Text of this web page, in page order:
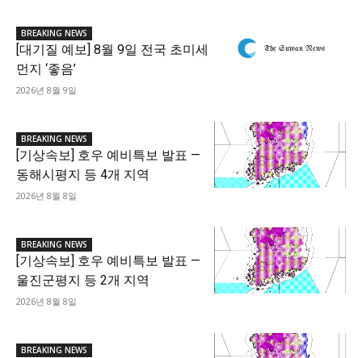
BREAKING NEWS
[대기질 예보] 8월 9일 전국 초미세
먼지 ‘좋음’
2026년 8월 9일
BREAKING NEWS
[기상속보] 호우 예비특보 발표 —
동해시평지 등 4개 지역
2026년 8월 8일
BREAKING NEWS
[기상속보] 호우 예비특보 발표 —
울진군평지 등 2개 지역
2026년 8월 8일
BREAKING NEWS